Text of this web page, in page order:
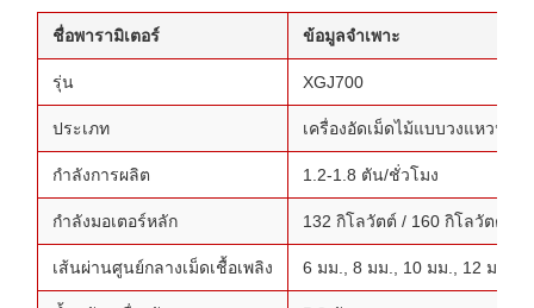
ชื่อพารามิเตอร์ ข้อมูลจำเพาะ
รุ่น XGJ700
ประเภท เครื่องอัดเม็ดไม้แบบวงแหวนแน
กำลังการผลิต 1.2-1.8 ตัน/ชั่วโมง
กำลังมอเตอร์หลัก 132 กิโลวัตต์ / 160 กิโลวัตต์ (อุ
เส้นผ่านศูนย์กลางเม็ดเชื้อเพลิง 6 มม., 8 มม., 10 มม., 12 มม. (